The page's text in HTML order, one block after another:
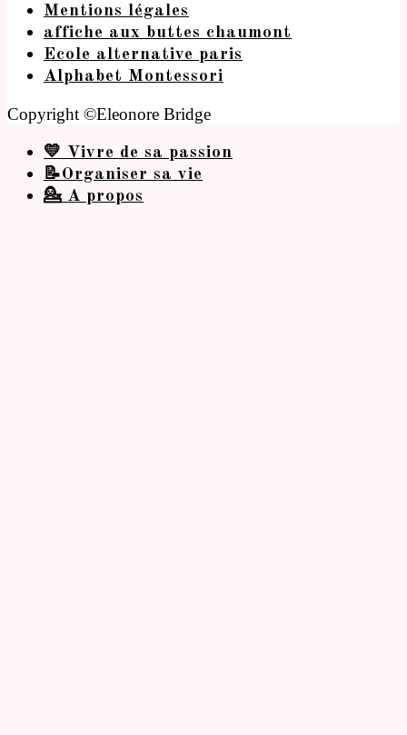
Mentions légales
affiche aux buttes chaumont
Ecole alternative paris
Alphabet Montessori
Copyright ©Eleonore Bridge
💛 Vivre de sa passion
📝Organiser sa vie
💁 A propos